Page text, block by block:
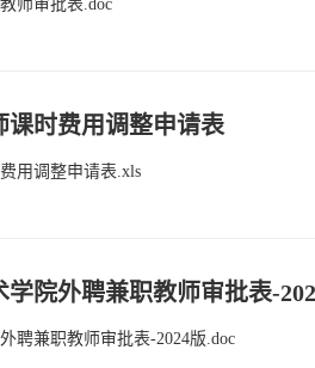
师审批表.doc
课时费用调整申请表
用调整申请表.xls
学院外聘兼职教师审批表-
聘兼职教师审批表-2024版.doc